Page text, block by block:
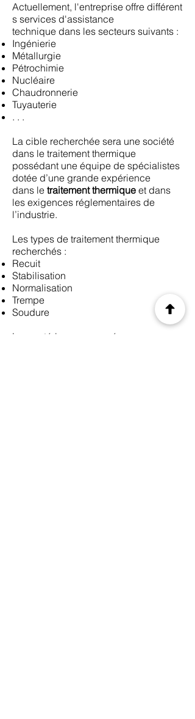
Actuellement, l'entreprise offre différent
s services d'assistance
technique dans les secteurs suivants :
Ingénierie
Métallurgie
Pétrochimie
Nucléaire
Chaudronnerie
Tuyauterie
. . .
La cible recherchée sera une société
dans le traitement thermique
possédant une équipe de spécialistes
dotée d’une grande expérience
dans le traitement thermique et dans
les exigences réglementaires de
l’industrie.
Les types de traitement thermique
recherchés :
Recuit
Stabilisation
Normalisation
Trempe
Soudure
Les matériaux concernés :